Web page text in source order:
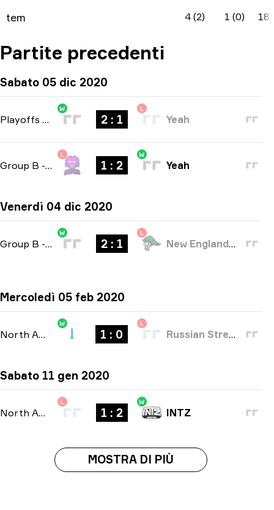
tem 4 (2) 1 (0) 18
Partite precedenti
Sabato 05 dic 2020
Playoffs bo3
W
2 : 1
L
Yeah
Group B - bo3
L
1 : 2
W
Yeah
Venerdì 04 dic 2020
Group B - bo3
W
2 : 1
L
New England Whalers
Mercoledì 05 feb 2020
North America Open Qualifier 2 bo1
W
1 : 0
L
Russian Street Party
Sabato 11 gen 2020
North American Open Qualifier -bo3
L
1 : 2
W
INTZ
MOSTRA DI PIÙ